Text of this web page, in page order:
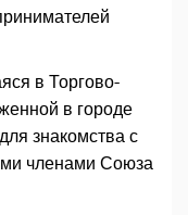
в Торгово-
в городе
знакомства с
членами Союза